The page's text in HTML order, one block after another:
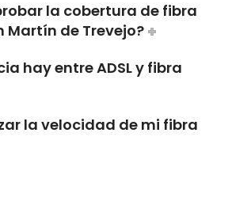
la cobertura de fibra
Martín de Trevejo?
hay entre ADSL y fibra
la velocidad de mi fibra